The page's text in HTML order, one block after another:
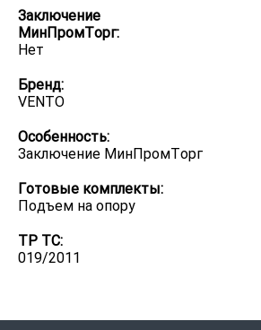
Заключение
МинПромТорг:
Нет
Бренд:
VENTO
Особенность:
Заключение МинПромТорг
Готовые комплекты:
Подъем на опору
ТР ТС:
019/2011